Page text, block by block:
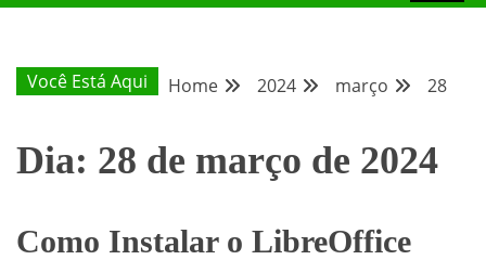
COMUNIDADE
BRASILEIRA
Você Está Aqui Home 2024 março 28
Dia: 28 de março de 2024
Como Instalar o LibreOffice